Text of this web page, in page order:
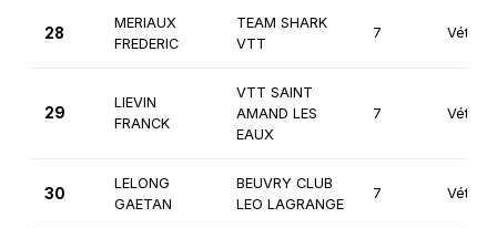
28
MERIAUX
FREDERIC
TEAM SHARK
VTT
7
29
LIEVIN
FRANCK
VTT SAINT
AMAND LES
EAUX
7
30
LELONG
GAETAN
BEUVRY CLUB
LEO LAGRANGE
7